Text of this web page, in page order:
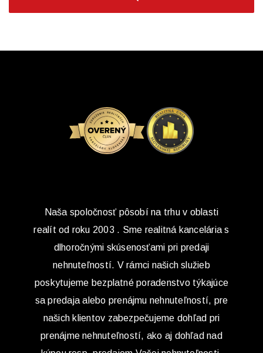
Naša spoločnosť pôsobí na trhu v oblasti
realít od roku 2003 . Sme realitná kancelária s
dlhoročnými skúsenosťami pri predaji
nehnuteľností. V rámci našich služieb
poskytujeme bezplatné poradenstvo týkajúce
sa predaja alebo prenájmu nehnuteľností, pre
našich klientov zabezpečujeme dohľad pri
prenájme nehnuteľností, ako aj dohľad nad